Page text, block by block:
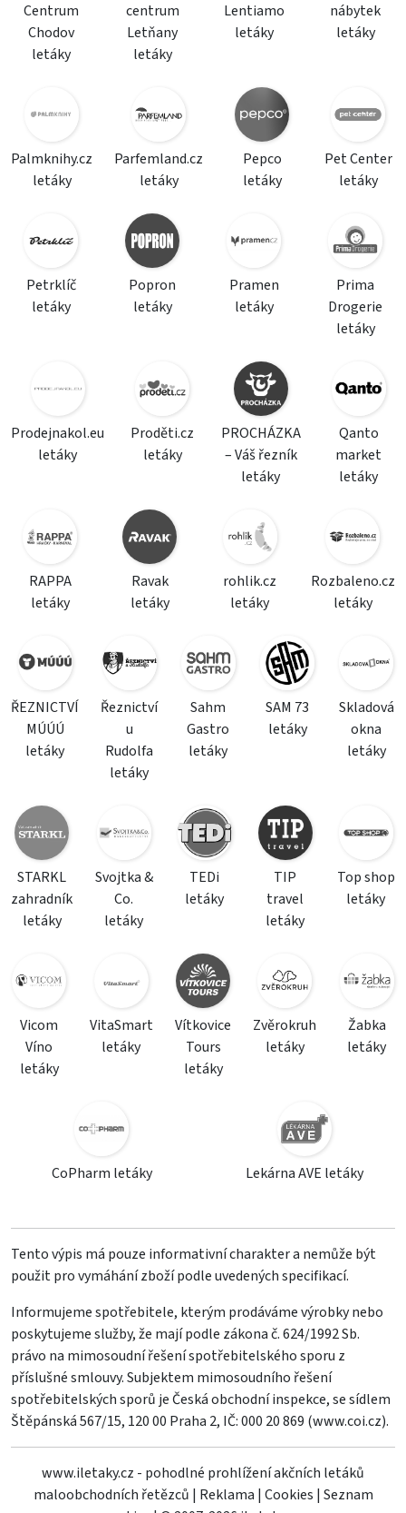
Centrum
Chodov
letáky
centrum
Letňany
letáky
Lentiamo
letáky
nábytek
letáky
Palmknihy.cz
letáky
Parfemland.cz
letáky
Pepco
letáky
Pet Center
letáky
Petrklíč
letáky
Popron
letáky
Pramen
letáky
Prima
Drogerie
letáky
Prodejnakol.eu
letáky
Proděti.cz
letáky
PROCHÁZKA
– Váš řezník
letáky
Qanto
market
letáky
RAPPA
letáky
Ravak
letáky
rohlik.cz
letáky
Rozbaleno.cz
letáky
ŘEZNICTVÍ
MÚÚÚ
letáky
Řeznictví
u
Rudolfa
letáky
Sahm
Gastro
letáky
SAM 73
letáky
Skladová
okna
letáky
STARKL
zahradník
letáky
Svojtka &
Co.
letáky
TEDi
letáky
TIP
travel
letáky
Top shop
letáky
Vicom
Víno
letáky
VitaSmart
letáky
Vítkovice
Tours
letáky
Zvěrokruh
letáky
Žabka
letáky
CoPharm letáky Lekárna AVE letáky
Tento výpis má pouze informativní charakter a nemůže být
použit pro vymáhání zboží podle uvedených specifikací.
Informujeme spotřebitele, kterým prodáváme výrobky nebo
poskytujeme služby, že mají podle zákona č. 624/1992 Sb.
právo na mimosoudní řešení spotřebitelského sporu z
příslušné smlouvy. Subjektem mimosoudního řešení
spotřebitelských sporů je Česká obchodní inspekce, se sídlem
Štěpánská 567/15, 120 00 Praha 2, IČ: 000 20 869 (www.coi.cz).
www.iletaky.cz - pohodlné prohlížení akčních letáků
maloobchodních řetězců | Reklama | Cookies | Seznam